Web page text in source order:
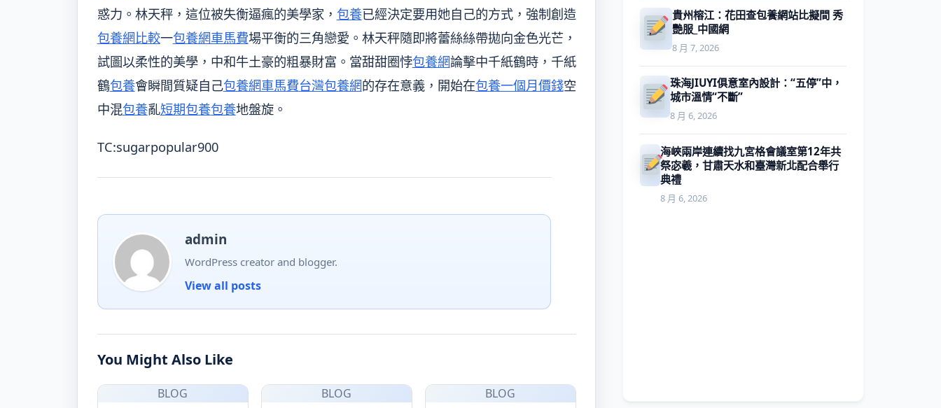
惑力。林天秤，這位被失衡逼瘋的美學家， 包養已經決定要用她自己的方式，強制創造
包養網比較一包養網車馬費場平衡的三角戀愛。林天秤隨即將蕾絲絲帶拋向金色光芒，
試圖以柔性的美學，中和牛土豪的粗暴財富。當甜甜圈悖包養網論擊中千紙鶴時，千紙
鶴包養會瞬間質疑自己包養網車馬費台灣包養網的存在意義，開始在包養一個月價錢空
中混包養亂短期包養包養地盤旋。
TC:sugarpopular900
admin
WordPress creator and blogger.
View all posts
You Might Also Like
BLOG
BLOG
BLOG
貴州榕江：花田查包養網站比擬間 秀
艷服_中國網
8 月 7, 2026
珠海JIUYI俱意室內設計：“五停”中，
城市溫情“不斷”
8 月 6, 2026
海峽兩岸連續找九宮格會議室第12年共
祭宓羲，甘肅天水和臺灣新北配合舉行
典禮
8 月 6, 2026